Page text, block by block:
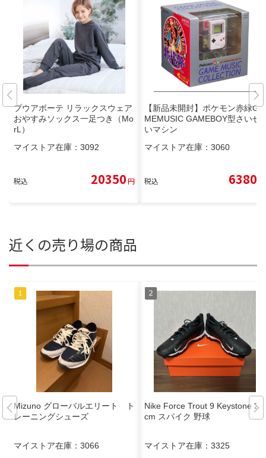
プウアボーテ リラックスウェア
おやすみソックス一足つき（Mo
rL）
マイストア在庫： 3092
税込 20350円
【新品未開封】ポケモン赤緑GA
MEMUSIC GAMEBOY型さいせ
いマシン
マイストア在庫： 3060
税込 6380
近くの売り場の商品
Mizuno グローバルエリート ト
レーニングシューズ
マイストア在庫： 3066
Nike Force Trout 9 Keystone 28
cm スパイク 野球
マイストア在庫： 3325